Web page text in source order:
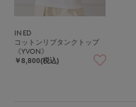
INED
コットンリブタンクトップ
《YVON》
￥8,800(税込)